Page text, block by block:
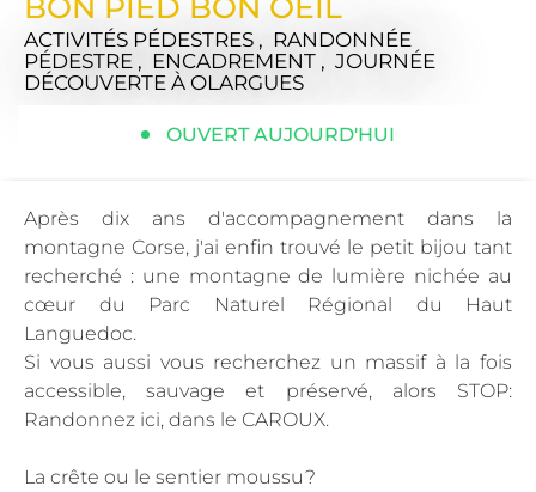
ACTIVITÉS PÉDESTRES , RANDONNÉE
PÉDESTRE , ENCADREMENT , JOURNÉE
DÉCOUVERTE À OLARGUES
OUVERT AUJOURD'HUI
Après dix ans d'accompagnement dans la
montagne Corse, j'ai enfin trouvé le petit bijou tant
recherché : une montagne de lumière nichée au
cœur du Parc Naturel Régional du Haut
Languedoc.
Si vous aussi vous recherchez un massif à la fois
accessible, sauvage et préservé, alors STOP:
Randonnez ici, dans le CAROUX.
La crête ou le sentier moussu?